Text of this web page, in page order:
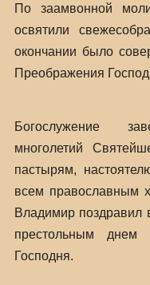
По заамвонной
освятили
окончании было
Преображения
Богослужение
многолетий
пастырям,
всем православным
Владимир поздравил
престольным днем
Господня.